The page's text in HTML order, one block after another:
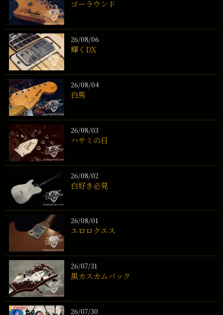
ゴーラウンド
26/08/06
輝くDX
26/08/04
白馬
26/08/03
ハサミの日
26/08/02
白好き必見
26/08/01
エロロクエス
26/07/31
黒カスカムバック
26/07/30